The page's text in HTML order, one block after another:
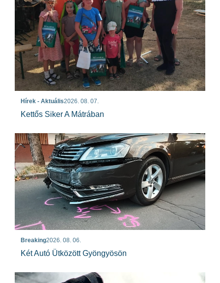
Hírek - Aktuális2026. 08. 07.
Kettős Siker A Mátrában
Breaking2026. 08. 06.
Két Autó Ütközött Gyöngyösön